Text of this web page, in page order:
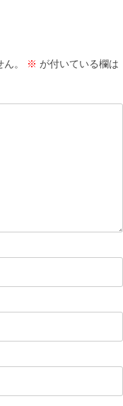
。 ※ が付いている欄は